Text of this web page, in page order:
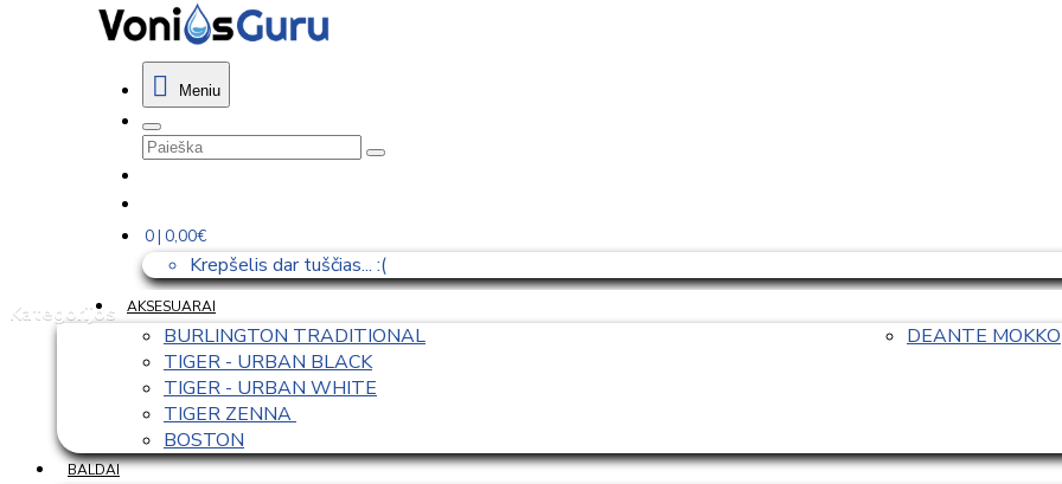
Meniu
0 | 0,00€
Krepšelis dar tuščias... :(
Kategorijos
AKSESUARAI
BURLINGTON TRADITIONAL
TIGER - URBAN BLACK
TIGER - URBAN WHITE
TIGER ZENNA
BOSTON
DEANTE MOKKO
BALDAI